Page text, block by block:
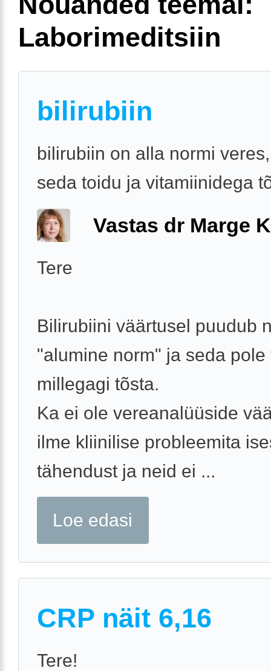
Laborimeditsiin
bilirubiin
bilirubiin on alla normi
seda toidu ja vitamiinidega
Vastas dr Marge
Tere
Bilirubiini väärtusel puudub
"alumine norm" ja seda pole
millegagi tõsta.
Ka ei ole vereanalüüside
ilme kliinilise probleemita
tähendust ja neid ei ...
Loe edasi
CRP näit 6,16
Tere!